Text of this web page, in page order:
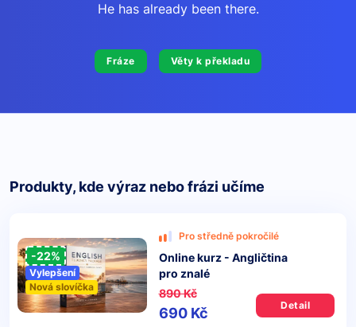
He has already been there.
Fráze Věty k překladu
Produkty, kde výraz nebo frázi učíme
-22%
Vylepšení
Nová slovíčka
Pro středně pokročilé
Online kurz - Angličtina
pro znalé
890 Kč
690 Kč Detail